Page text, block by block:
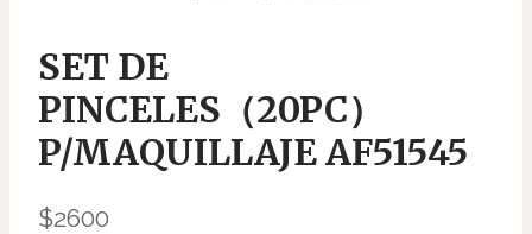
SET DE
PINCELES（20PC）
P/MAQUILLAJE AF51545
$2600